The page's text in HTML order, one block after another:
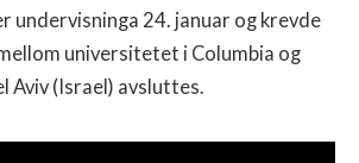
undervisninga 24. januar og krevde
universitetet i Columbia og
Aviv (Israel) avsluttes.